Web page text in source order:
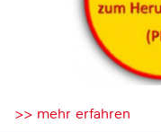
>> mehr erfahren